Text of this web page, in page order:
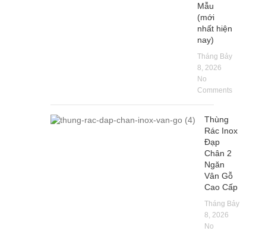
Mẫu
(mới
nhất hiện
nay)
Tháng Bảy
8, 2026
No
Comments
Thùng
Rác Inox
Đạp
Chân 2
Ngăn
Vân Gỗ
Cao Cấp
Tháng Bảy
8, 2026
No